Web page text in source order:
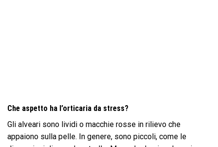
Che aspetto ha l’orticaria da stress?
Gli alveari sono lividi o macchie rosse in rilievo che
appaiono sulla pelle. In genere, sono piccoli, come le